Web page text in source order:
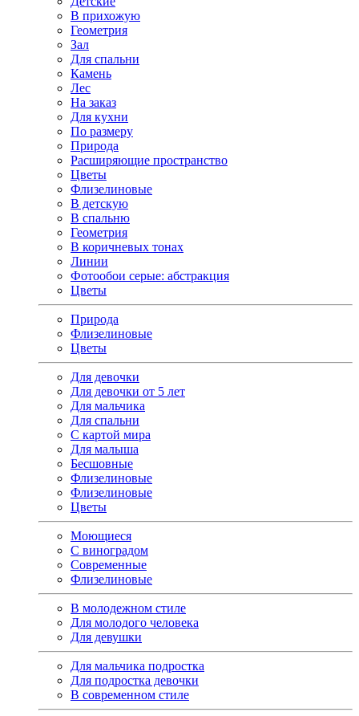
В прихожую
Геометрия
Зал
Для спальни
Камень
Лес
На заказ
Для кухни
По размеру
Природа
Расширяющие пространство
Цветы
Флизелиновые
В детскую
В спальню
Геометрия
В коричневых тонах
Линии
Фотообои серые: абстракция
Цветы
Природа
Флизелиновые
Цветы
Для девочки
Для девочки от 5 лет
Для мальчика
Для спальни
С картой мира
Для малыша
Бесшовные
Флизелиновые
Флизелиновые
Цветы
Моющиеся
С виноградом
Современные
Флизелиновые
В молодежном стиле
Для молодого человека
Для девушки
Для мальчика подростка
Для подростка девочки
В современном стиле